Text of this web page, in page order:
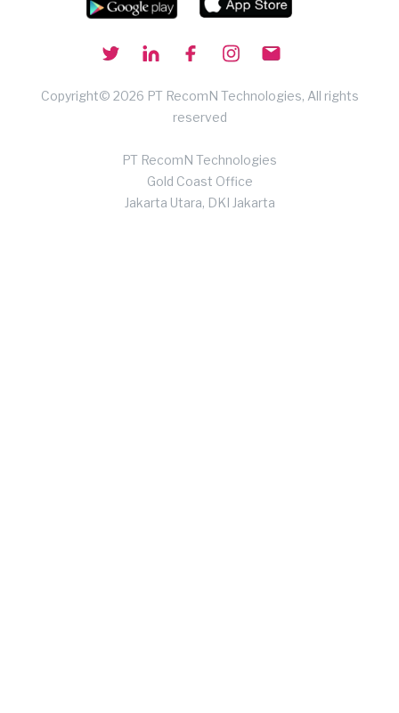
Copyright© 2026 PT RecomN Technologies, All rights
reserved
PT RecomN Technologies
Gold Coast Office
Jakarta Utara, DKI Jakarta